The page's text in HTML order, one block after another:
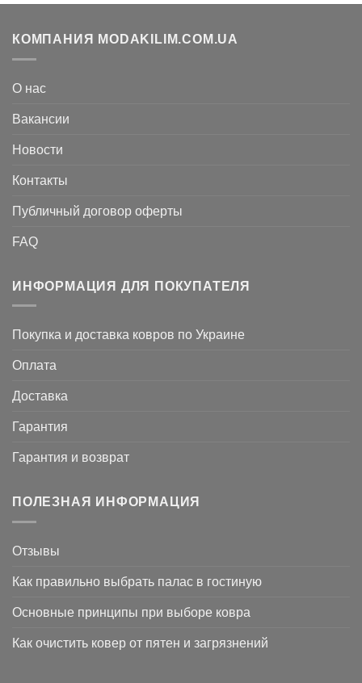
КОМПАНИЯ MODAKILIM.COM.UA
О нас
Вакансии
Новости
Контакты
Публичный договор оферты
FAQ
ИНФОРМАЦИЯ ДЛЯ ПОКУПАТЕЛЯ
Покупка и доставка ковров по Украине
Оплата
Доставка
Гарантия
Гарантия и возврат
ПОЛЕЗНАЯ ИНФОРМАЦИЯ
Отзывы
Как правильно выбрать палас в гостиную
Основные принципы при выборе ковра
Как очистить ковер от пятен и загрязнений